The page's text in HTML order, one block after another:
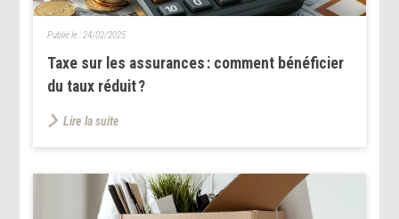
Taxe sur les assurances : comment bénéficier
du taux réduit ?
Publié le : 24/02/2025
Lire la suite